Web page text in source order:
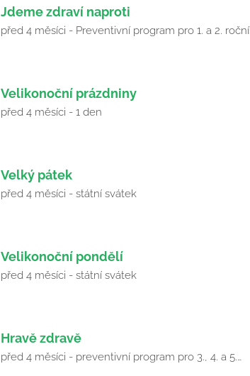
Jdeme zdraví naproti
před 4 měsíci - Preventivní program pro 1. a 2.
Velikonoční prázdniny
před 4 měsíci - 1 den
Velký pátek
před 4 měsíci - státní svátek
Velikonoční pondělí
před 4 měsíci - státní svátek
Hravě zdravě
před 4 měsíci - preventivní program pro 3., 4. a 5.…